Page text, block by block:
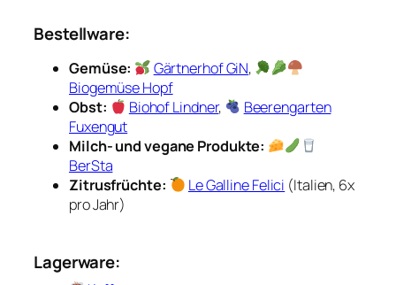
Bestellware:
Gemüse: Gärtnerhof GiN,
Biogemüse Hopf
Obst:
Biohof Lindner,
Beerengarten
Fuxengut
Milch- und vegane Produkte:
BerSta
Zitrusfrüchte:
Le Galline Felici (Italien, 6x
pro Jahr)
Lagerware: